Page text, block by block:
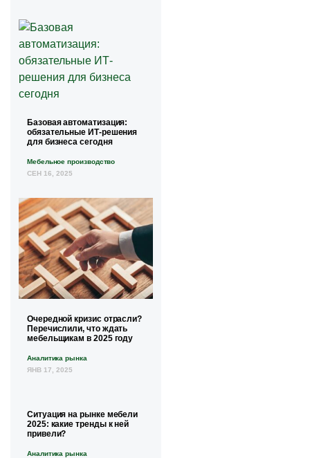
Базовая автоматизация:
обязательные ИТ-решения
для бизнеса сегодня
Мебельное производство
СЕН 16, 2025
Очередной кризис отрасли?
Перечислили, что ждать
мебельщикам в 2025 году
Аналитика рынка
ЯНВ 17, 2025
Ситуация на рынке мебели
2025: какие тренды к ней
привели?
Аналитика рынка